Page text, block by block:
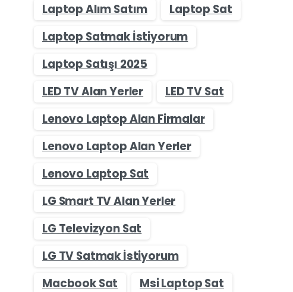
Laptop Alım Satım
Laptop Sat
Laptop Satmak İstiyorum
Laptop Satışı 2025
LED TV Alan Yerler
LED TV Sat
Lenovo Laptop Alan Firmalar
Lenovo Laptop Alan Yerler
Lenovo Laptop Sat
LG Smart TV Alan Yerler
LG Televizyon Sat
LG TV Satmak İstiyorum
Macbook Sat
Msi Laptop Sat